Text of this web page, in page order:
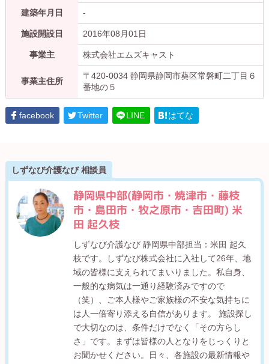
建築年月日 -
施設開設日 2016年08月01日
事業主 株式会社エムズキャスト
事業主住所
〒420-0034 静岡県静岡市葵区常磐町二丁目６
番地の５
facebook Twitter LINE はてな
しずなび介護なび 相談員
静岡県中部(静岡市・焼津市・藤枝
市・島田市・牧之原市・吉田町) 米
田 起久枝
しずなび介護なび 静岡県中部担当：米田 起久
枝です。しずなび株式会社に入社して26年、地
域の皆様に支えられてまいりました。私自身、
一般的な病気は一通り経験済みですので
（笑）、ご本人様やご家族様の不安な気持ちに
は人一倍寄り添える自信があります。 施設探し
で大切なのは、条件だけでなく「その方らし
さ」です。まずは皆様の人となりをじっくりと
お聞かせください。日々、各施設の最新情報や